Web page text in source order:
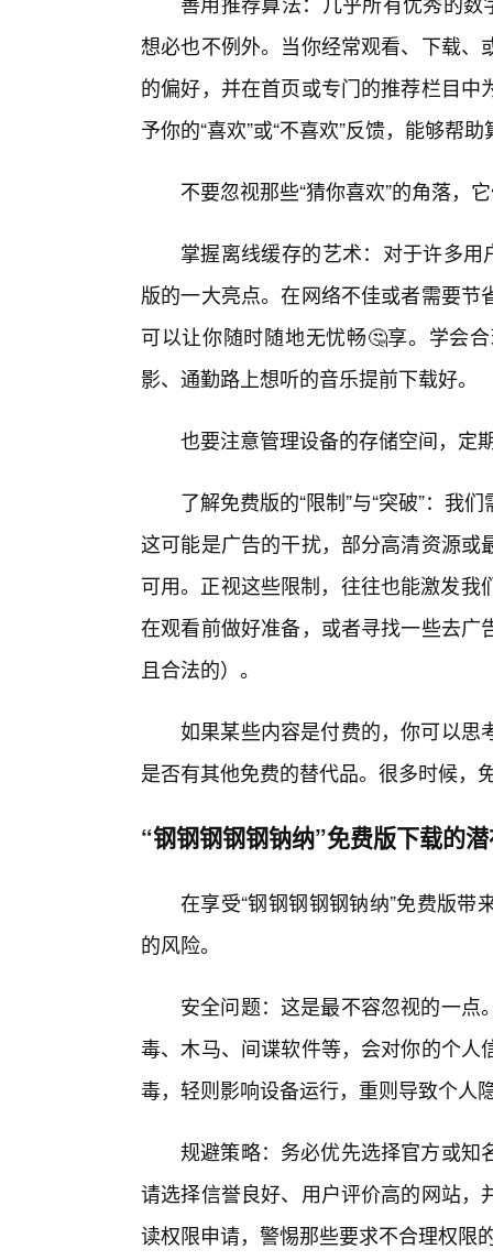
想必也不例外。当你经常观看、下载
的偏好，并在首页或专门的推荐栏目
予你的“喜欢”或“不喜欢”反馈，能够帮
不要忽视那些“猜你喜欢”的角落，
掌握离线缓存的艺术：对于许多用
版的一大亮点。在网络不佳或者需要
可以让你随时随地无忧畅🤔享。学会
影、通勤路上想听的音乐提前下载好。
也要注意管理设备的存储空间，定
了解免费版的“限制”与“突破”：我
这可能是广告的干扰，部分高清资源
可用。正视这些限制，往往也能激发
在观看前做好准备，或者寻找一些去
且合法的）。
如果某些内容是付费的，你可以思
是否有其他免费的替代品。很多时候，
“钢钢钢钢钢钠纳”免费版下载的
在享受“钢钢钢钢钢钠纳”免费版
的风险。
安全问题：这是最不容忽视的一
毒、木马、间谍软件等，会对你的个
毒，轻则影响设备运行，重则导致个人
规避策略：务必优先选择官方或知
请选择信誉良好、用户评价高的网站
读权限申请，警惕那些要求不合理权限